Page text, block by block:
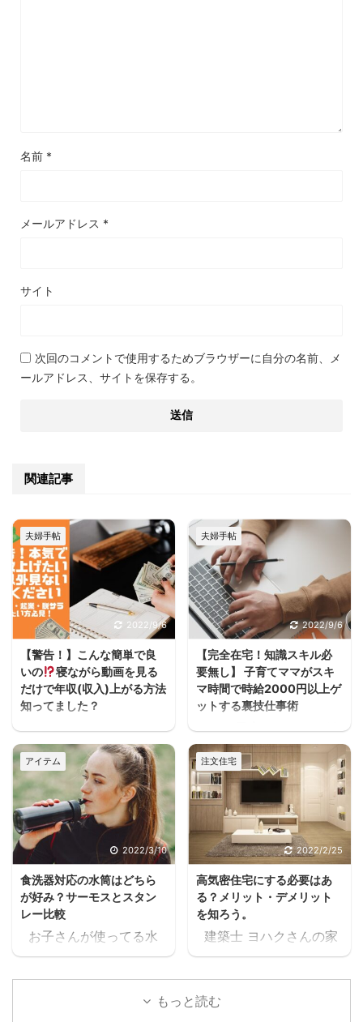
名前 *
メールアドレス *
サイト
次回のコメントで使用するためブラウザーに自分の名前、メ
ールアドレス、サイトを保存する。
関連記事
夫婦手帖
2022/9/6
【警告！】こんな簡単で良
いの
寝ながら動画を見る
だけで年収(収入)上がる方法
知ってました？
うわぁぁーーースキマ
ヨハクどした！ まじかー
ーーー！！スキマ ヨハク
何が！ 早く見とけば良か
ったーーー！スキマ ヨハ
クうるさいなぁ。何の
話？ 本当に無料で大丈夫
か、何回も確認したけ
ど、間違いなく無料だっ
たスキマ 11時間以上の無
料セミナーが見れた上
に、どんどん、追加でセ
ミナーが見れるんだけど
スキマ このセミナー、学
生の頃に見たかったなぁ
夫婦手帖
2022/9/6
【完全在宅！知識スキル必
要無し】 子育てママがスキ
マ時間で時給2000円以上ゲ
ットする裏技仕事術
ヨハク子育てしながら働
きたいけどフルタイムは
厳しいし、でもお金は必
要だって人が家を建てる
方には多いと思うんだよ
ね。 住宅ローンが始ま
ると支出が増えるし、老
後の為にも共働きの家庭
が増えるよね・・・スキ
マ ヨハク普通はパート
に出たりして時給1,000
円前後の仕事を1日6時間
位頑張って働いて、何と
か月10万位は稼げるかも
しれないけど 肉体的・精
アイテム
2022/3/10
食洗器対応の水筒はどちら
が好み？サーモスとスタン
レー比較
お子さんが使ってる水
筒や、ご家族が使ってる
水筒。 ヨハク食洗器で
洗うにつれて外側が剥が
注文住宅
2022/2/25
高気密住宅にする必要はあ
る？メリット・デメリット
を知ろう。
建築士 ヨハクさんの家
は 高気密住宅ですよ！
と言われたのですが ヨ
ハク高気密住宅って
もっと読む